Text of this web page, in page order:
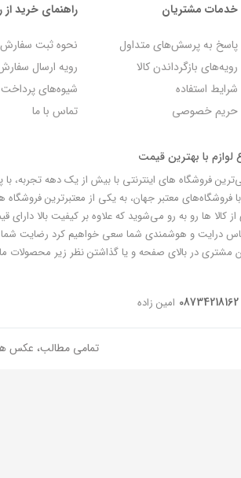
خدمات مشتریان
پاسخ به پرسش‌های متداول
رویه‌های بازگرداندن کالا
شرایط استفاده
حریم خصوصی
راهنمای خرید از
نحوه ثبت سفارش
رویه ارسال
شیوه‌های پرداخت
تماس با ما
لوازم با بهترین قیمت
معتبر جهان، به یکی از معتبرترین فروشگاه
ها رو به رو می‌شوید که علاوه بر کیفیت بالا دارای
مشتری در بالای صفحه و یا گذاشتن نظر زیر محصولات
08734218162 امین زاده
تمامی مطالب، عکس